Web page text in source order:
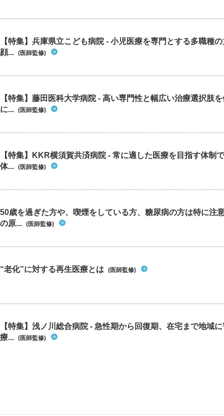
【特集】兵庫県立こども病院 - 小児医療を専門とする多職種
顔... (医師監修)
【特集】藤田医科大学病院 - 高い専門性と幅広い治療選択肢
に... (医師監修)
【特集】KKR横須賀共済病院 - 常に適した医療を目指す体制
体... (医師監修)
50歳を過ぎた方や、喫煙をしている方、糖尿病の方は特に注
の原... (医師監修)
“老化”に対する再生医療とは (医師監修)
【特集】浅ノ川総合病院 - 急性期から回復期、在宅まで地域
療... (医師監修)